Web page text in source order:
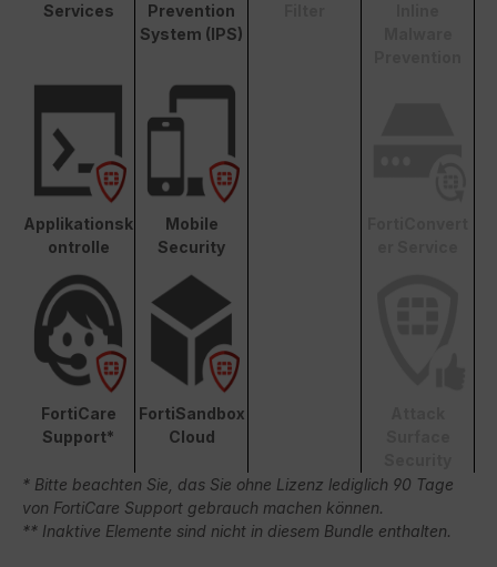
Services
Prevention
System (IPS)
Applikationsk
ontrolle
Mobile
Security
FortiCare
Support*
FortiSandbox
Cloud
* Bitte beachten Sie, das Sie ohne Lizenz lediglich 90 Tage
von FortiCare Support gebrauch machen können.
** Inaktive Elemente sind nicht in diesem Bundle enthalten.